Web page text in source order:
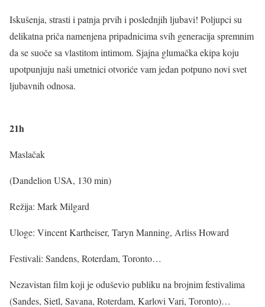
Iskušenja, strasti i patnja prvih i poslednjih ljubavi! Poljupci su
delikatna priča namenjena pripadnicima svih generacija spremnim
da se suoče sa vlastitom intimom. Sjajna glumačka ekipa koju
upotpunjuju naši umetnici otvoriće vam jedan potpuno novi svet
ljubavnih odnosa.
21h
Maslačak
(Dandelion USA, 130 min)
Režija: Mark Milgard
Uloge: Vincent Kartheiser, Taryn Manning, Arliss Howard
Festivali: Sandens, Roterdam, Toronto…
Nezavistan film koji je oduševio publiku na brojnim festivalima
(Sandes, Sietl, Savana, Roterdam, Karlovi Vari, Toronto)…